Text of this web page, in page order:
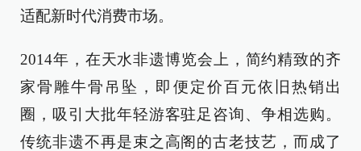
适配新时代消费市场。
2014年，在天水非遗博览会上，简约精致的齐
家骨雕牛骨吊坠，即便定价百元依旧热销出
圈，吸引大批年轻游客驻足咨询、争相选购。
传统非遗不再是束之高阁的古老技艺，而成了